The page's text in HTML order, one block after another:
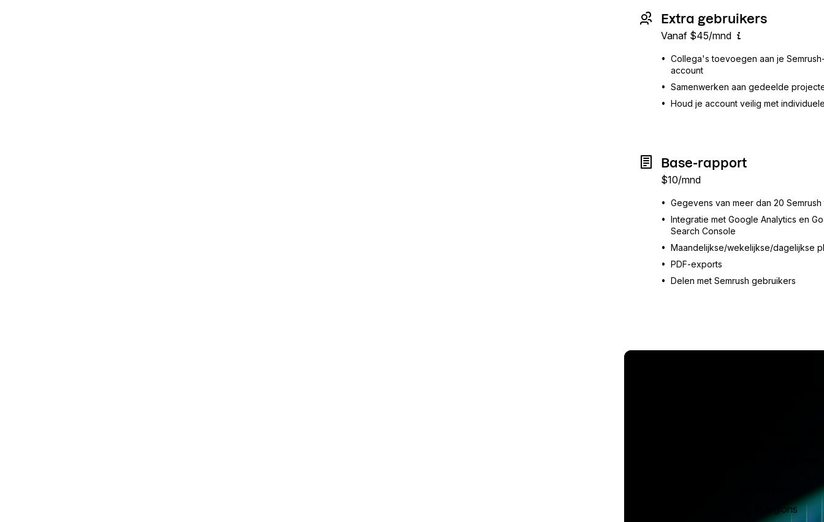
Extra gebruikers
Vanaf $45/mnd
•
Collega's toevoegen aan je
account
•
Samenwerken aan gedeelde
•
Houd je account veilig met
Base-rapport
$10/mnd
•
Gegevens van meer dan 20
•
Integratie met Google Analytics en
Search Console
•
Maandelijkse/wekelijkse/dagelijkse
•
PDF-exports
•
Delen met Semrush gebruikers
Multiple brands, clients, or regions